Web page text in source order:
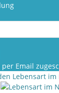
Email
Lebensart im